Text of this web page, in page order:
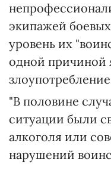
экипажей
уровень их
одной причиной
"В половине
ситуации были
алкоголя или
нарушений